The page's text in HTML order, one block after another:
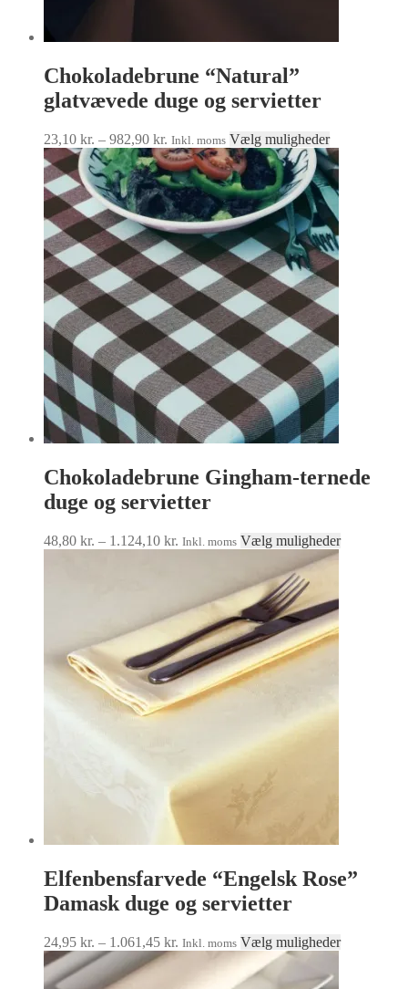
Chokoladebrune “Natural”
glatvævede duge og servietter
23,10 kr. – 982,90 kr. Prisinterval:
23,10 kr.
til
982,90 kr.
Inkl. moms Vælg mulighederDette
vare
har
flere
varianter.
Mulighederne
kan
vælges
på
varesiden
Chokoladebrune Gingham-ternede
duge og servietter
48,80 kr. – 1.124,10 kr. Prisinterval:
1.124,10 kr.
Inkl. moms Vælg mulighederDette
Elfenbensfarvede “Engelsk Rose”
Damask duge og servietter
24,95 kr. – 1.061,45 kr. Prisinterval:
24,95 kr.
Inkl. moms Vælg mulighederDette